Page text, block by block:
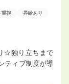
重視 昇給あり
☆独り立ちまで
ティブ制度が導